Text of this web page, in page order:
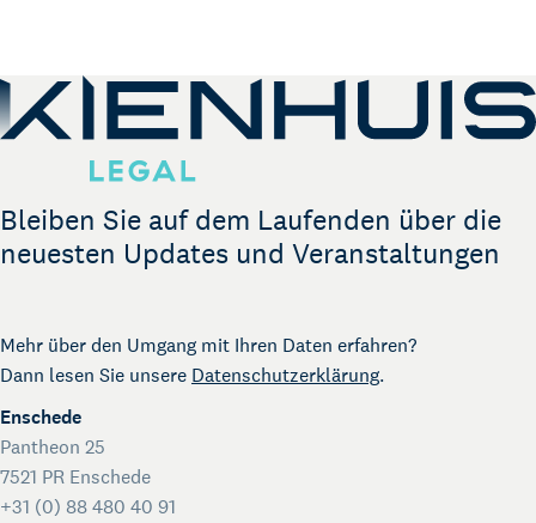
Bleiben Sie auf dem Laufenden über die
neuesten Updates und Veranstaltungen
Mehr über den Umgang mit Ihren Daten erfahren?
Dann lesen Sie unsere Datenschutzerklärung.
Enschede
Pantheon 25
7521 PR Enschede
+31 (0) 88 480 40 91